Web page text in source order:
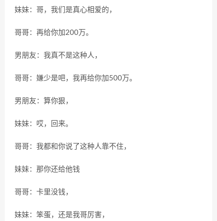
妹妹：哥，我们是真心相爱的，
哥哥：再给你加200万。
男朋友：我真不是这种人，
哥哥：嫌少是吧，我再给你加500万。
男朋友：算你狠，
妹妹：哎，回来。
哥哥：我都和你说了这种人靠不住，
妹妹：那你还给他钱
哥哥：卡里没钱，
妹妹：笨蛋，还是我哥厉害，